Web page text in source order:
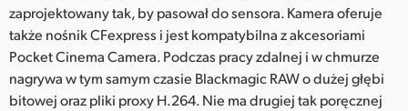
Chinese Taipei
Turkey
UAE
zaprojektowany tak, by pasował do sensora. Kamera oferuje
także nośnik CFexpress i jest kompatybilna z akcesoriami
Pocket Cinema Camera. Podczas pracy zdalnej i w chmurze
nagrywa w tym samym czasie Blackmagic RAW o dużej głębi
bitowej oraz pliki proxy H.264. Nie ma drugiej tak poręcznej